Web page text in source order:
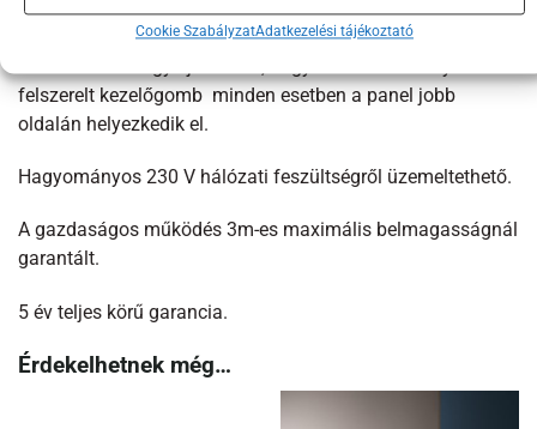
Cookie SzabályzatAdatkezelési tájékoztató
beállított érték alá süllyed.
felszerelt kezelőgomb minden esetben a panel jobb
oldalán helyezkedik el.
Hagyományos 230 V hálózati feszültségről üzemeltethető.
A gazdaságos működés 3m-es maximális belmagasságnál
garantált.
5 év teljes körű garancia.
Érdekelhetnek még…